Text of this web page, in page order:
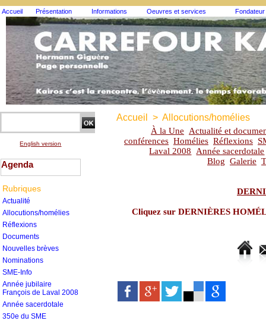
Accueil Présentation Informations Oeuvres et services Fondateur
English version
Agenda
Rubriques
Actualité
Allocutions/homélies
Réflexions
Documents
Nouvelles brèves
Nominations
SME-Info
Année jubilaire
François de Laval 2008
Année sacerdotale
350e du SME
Accueil > Allocutions/homélies
À la Une
Actualité et
conférences Homélies Réflexions
Laval 2008
Année sacerdotale
Blog Galerie
Cliquez sur DERNIÈRES